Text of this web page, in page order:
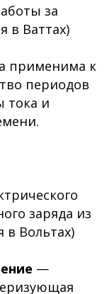
за
в Ваттах)
применима к
периодов
тока и
заряда из
в Вольтах)
—